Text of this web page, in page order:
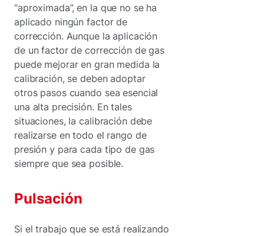
“aproximada”, en la que no se ha
aplicado ningún factor de
corrección. Aunque la aplicación
de un factor de corrección de gas
puede mejorar en gran medida la
calibración, se deben adoptar
otros pasos cuando sea esencial
una alta precisión. En tales
situaciones, la calibración debe
realizarse en todo el rango de
presión y para cada tipo de gas
siempre que sea posible.
Pulsación
Si el trabajo que se está realizando